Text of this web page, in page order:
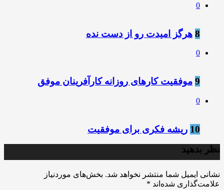
0
8 هرگز امیدت رو از دست نده
0
9 موفقیت کارهای روزانه کارآفرینان موفق
0
10 ریشه فکری‌ برای موفقیت
نظر بدهید
نشانی ایمیل شما منتشر نخواهد شد. بخش‌های موردنیاز
علامت‌گذاری شده‌اند *